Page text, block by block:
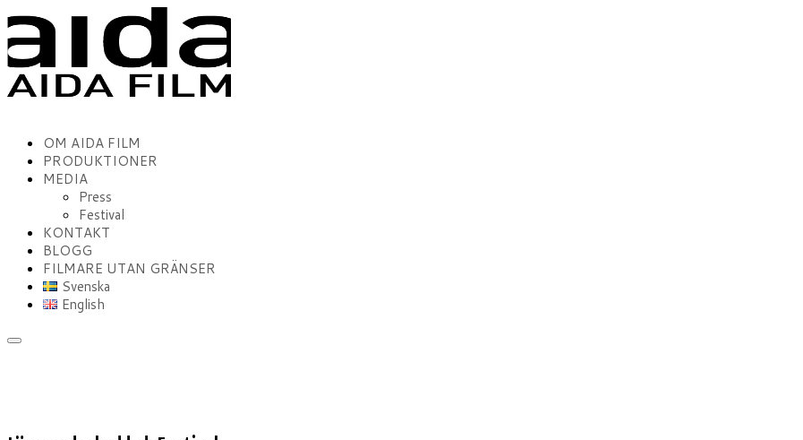
OM AIDA FILM
PRODUKTIONER
MEDIA
Press
Festival
KONTAKT
BLOGG
FILMARE UTAN GRÄNSER
Svenska
English